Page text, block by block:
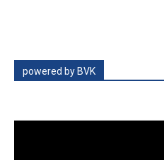
powered by BVK